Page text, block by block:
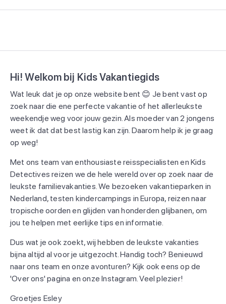
Hi! Welkom bij Kids Vakantiegids
Wat leuk dat je op onze website bent 😊 Je bent vast op
zoek naar die ene perfecte vakantie of het allerleukste
weekendje weg voor jouw gezin. Als moeder van 2 jongens
weet ik dat dat best lastig kan zijn. Daarom help ik je graag
op weg!
Met ons team van enthousiaste reisspecialisten en Kids
Detectives reizen we de hele wereld over op zoek naar de
leukste familievakanties. We bezoeken vakantieparken in
Nederland, testen kindercampings in Europa, reizen naar
tropische oorden en glijden van honderden glijbanen, om
jou te helpen met eerlijke tips en informatie.
Dus wat je ook zoekt, wij hebben de leukste vakanties
bijna altijd al voor je uitgezocht. Handig toch? Benieuwd
naar ons team en onze avonturen? Kijk ook eens op de
'Over ons' pagina en onze Instagram. Veel plezier!
Groetjes Esley